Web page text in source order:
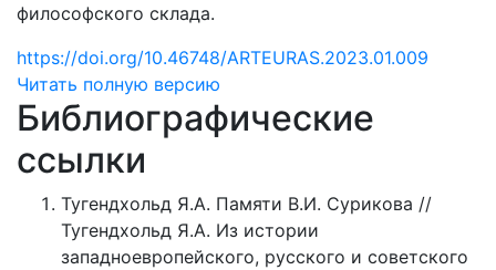
философского склада.
https://doi.org/10.46748/ARTEURAS.2023.01.009
Читать полную версию
Библиографические
ссылки
Тугендхольд Я.А. Памяти В.И. Сурикова //
Тугендхольд Я.А. Из истории
западноевропейского, русского и советского